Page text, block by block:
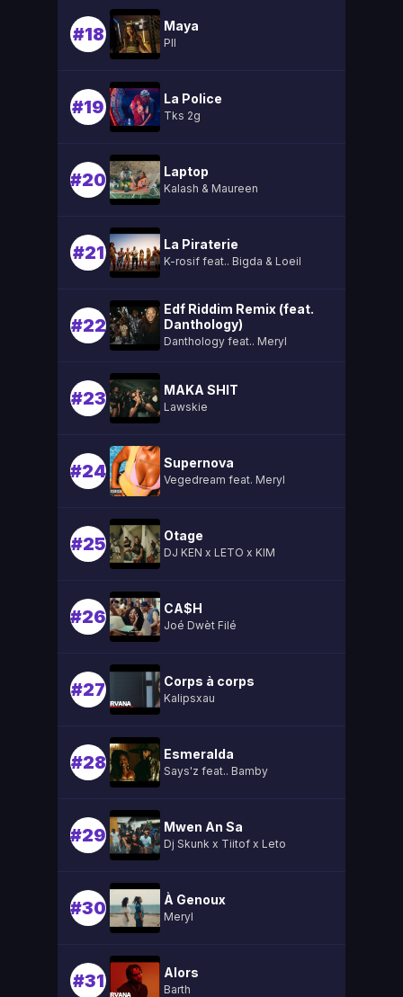
#18 Maya
Pll
#19 La Police
Tks 2g
#20 Laptop
Kalash & Maureen
#21 La Piraterie
K-rosif feat.. Bigda & Loeil
#22
Edf Riddim Remix (feat.
Danthology)
Danthology feat.. Meryl
#23 MAKA SHIT
Lawskie
#24 Supernova
Vegedream feat. Meryl
#25 Otage
DJ KEN x LETO x KIM
#26 CA$H
Joé Dwèt Filé
#27 Corps à corps
Kalipsxau
#28 Esmeralda
Says'z feat.. Bamby
#29 Mwen An Sa
Dj Skunk x Tiitof x Leto
#30 À Genoux
Meryl
#31 Alors
Barth